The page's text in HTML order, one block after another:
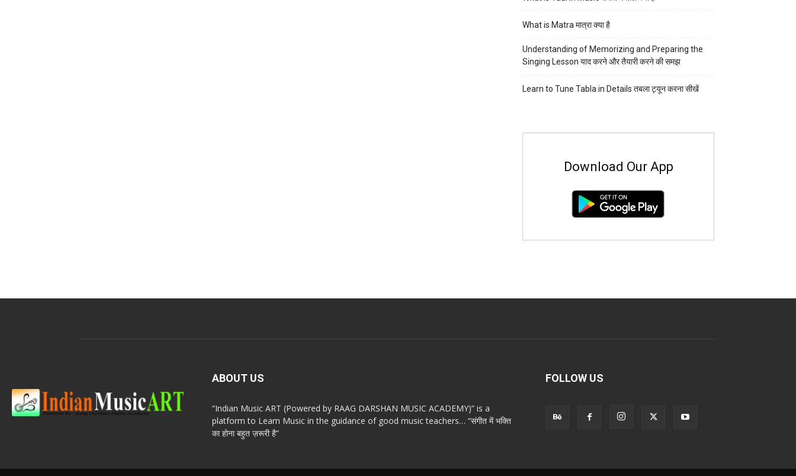
What is Matra मात्रा क्या है
Understanding of Memorizing and Preparing the
Singing Lesson याद करने और तैयारी करने की समझ
Learn to Tune Tabla in Details तबला ट्यून करना सीखें
Download Our App
ABOUT US
“Indian Music ART (Powered by RAAG DARSHAN MUSIC ACADEMY)” is a
platform to Learn Music in the guidance of good music teachers… “संगीत में भक्ति
का होना बहुत ज़रूरी है”
FOLLOW US